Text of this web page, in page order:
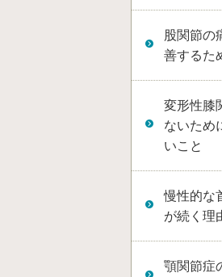
股関節の
善するた
変形性膝
ないため
いこと
慢性的な
が続く理
顎関節症